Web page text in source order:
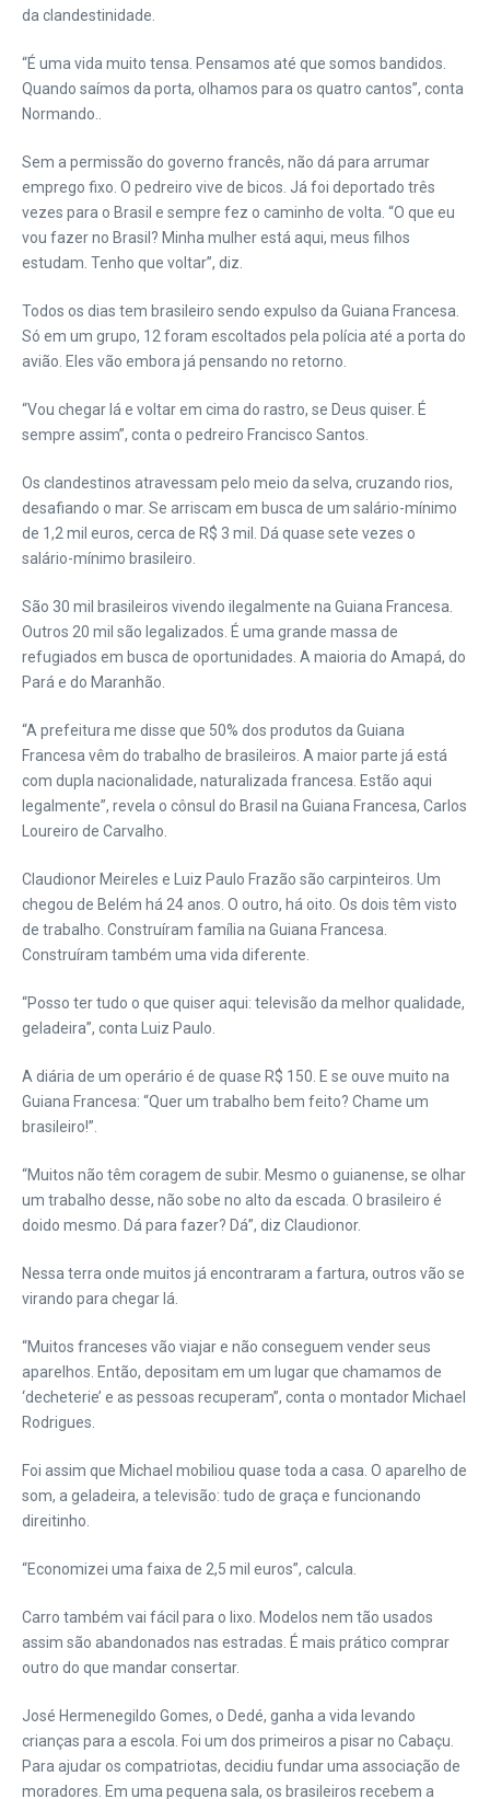
da clandestinidade.
“É uma vida muito tensa. Pensamos até que somos bandidos.
Quando saímos da porta, olhamos para os quatro cantos”, conta
Normando..
Sem a permissão do governo francês, não dá para arrumar
emprego fixo. O pedreiro vive de bicos. Já foi deportado três
vezes para o Brasil e sempre fez o caminho de volta. “O que eu
vou fazer no Brasil? Minha mulher está aqui, meus filhos
estudam. Tenho que voltar”, diz.
Todos os dias tem brasileiro sendo expulso da Guiana Francesa.
Só em um grupo, 12 foram escoltados pela polícia até a porta do
avião. Eles vão embora já pensando no retorno.
“Vou chegar lá e voltar em cima do rastro, se Deus quiser. É
sempre assim”, conta o pedreiro Francisco Santos.
Os clandestinos atravessam pelo meio da selva, cruzando rios,
desafiando o mar. Se arriscam em busca de um salário-mínimo
de 1,2 mil euros, cerca de R$ 3 mil. Dá quase sete vezes o
salário-mínimo brasileiro.
São 30 mil brasileiros vivendo ilegalmente na Guiana Francesa.
Outros 20 mil são legalizados. É uma grande massa de
refugiados em busca de oportunidades. A maioria do Amapá, do
Pará e do Maranhão.
“A prefeitura me disse que 50% dos produtos da Guiana
Francesa vêm do trabalho de brasileiros. A maior parte já está
com dupla nacionalidade, naturalizada francesa. Estão aqui
legalmente”, revela o cônsul do Brasil na Guiana Francesa, Carlos
Loureiro de Carvalho.
Claudionor Meireles e Luiz Paulo Frazão são carpinteiros. Um
chegou de Belém há 24 anos. O outro, há oito. Os dois têm visto
de trabalho. Construíram família na Guiana Francesa.
Construíram também uma vida diferente.
“Posso ter tudo o que quiser aqui: televisão da melhor qualidade,
geladeira”, conta Luiz Paulo.
A diária de um operário é de quase R$ 150. E se ouve muito na
Guiana Francesa: “Quer um trabalho bem feito? Chame um
brasileiro!”.
“Muitos não têm coragem de subir. Mesmo o guianense, se olhar
um trabalho desse, não sobe no alto da escada. O brasileiro é
doido mesmo. Dá para fazer? Dá”, diz Claudionor.
Nessa terra onde muitos já encontraram a fartura, outros vão se
virando para chegar lá.
“Muitos franceses vão viajar e não conseguem vender seus
aparelhos. Então, depositam em um lugar que chamamos de
‘decheterie’ e as pessoas recuperam”, conta o montador Michael
Rodrigues.
Foi assim que Michael mobiliou quase toda a casa. O aparelho de
som, a geladeira, a televisão: tudo de graça e funcionando
direitinho.
“Economizei uma faixa de 2,5 mil euros”, calcula.
Carro também vai fácil para o lixo. Modelos nem tão usados
assim são abandonados nas estradas. É mais prático comprar
outro do que mandar consertar.
José Hermenegildo Gomes, o Dedé, ganha a vida levando
crianças para a escola. Foi um dos primeiros a pisar no Cabaçu.
Para ajudar os compatriotas, decidiu fundar uma associação de
moradores. Em uma pequena sala, os brasileiros recebem a